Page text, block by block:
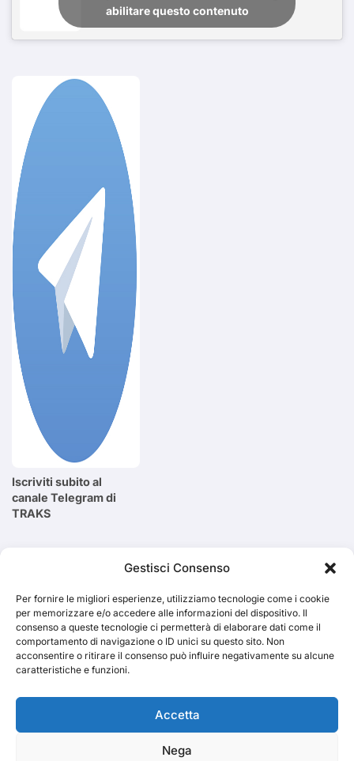
Gestisci Consenso
Per fornire le migliori esperienze, utilizziamo tecnologie come i cookie
per memorizzare e/o accedere alle informazioni del dispositivo. Il
consenso a queste tecnologie ci permetterà di elaborare dati come il
comportamento di navigazione o ID unici su questo sito. Non
acconsentire o ritirare il consenso può influire negativamente su alcune
caratteristiche e funzioni.
Accetta
Nega
abilitare questo contenuto
Iscriviti subito al
canale Telegram di
TRAKS
Cerca
TRAKS